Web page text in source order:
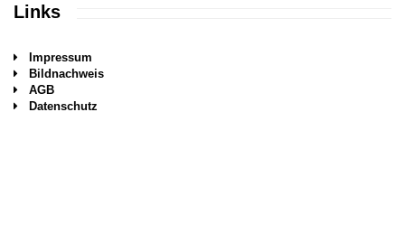
Links
Impressum
Bildnachweis
AGB
Datenschutz